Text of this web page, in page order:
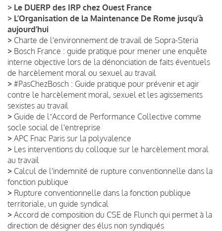
> Le DUERP des IRP chez Ouest France
> L’Organisation de la Maintenance De Rome jusqu’à
aujourd’hui
> Charte de l'environnement de travail de Sopra-Steria
> Bosch France : guide pratique pour mener une enquête
interne objective lors de la dénonciation de faits éventuels
de harcèlement moral ou sexuel au travail
> #PasChezBosch : Guide pratique pour prévenir et agir
contre le harcèlement moral, sexuel et les agissements
sexistes au travail
> Guide de lʼAccord de Performance Collective comme
socle social de l'entreprise
> APC Fnac Paris sur la polyvalence
> Les interventions du colloque sur le harcèlement moral
au travail
> Calcul de l'indemnité de rupture conventionnelle dans la
fonction publique
> Rupture conventionnelle dans la fonction publique
territoriale, un guide syndical
> Accord de composition du CSE de Flunch qui permet à la
direction de désigner des élus non syndiqués